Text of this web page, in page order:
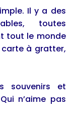
Il y a des
toutes
tout le monde
à gratter,
souvenirs et
n’aime pas